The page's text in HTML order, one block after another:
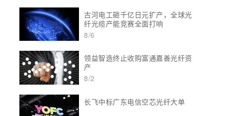
古河电工砸千亿日元扩产，全球光
纤光缆产能竞赛全面打响
8/6
领益智造终止收购富通嘉善光纤资
产
8/2
长飞中标广东电信空芯光纤大单